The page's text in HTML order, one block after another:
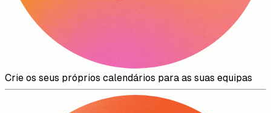
Crie os seus próprios calendários para as suas equipas